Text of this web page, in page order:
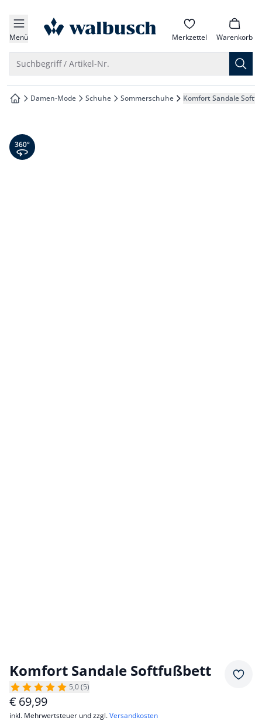
springen
springen
springen
springen
Menü zur Startseite Merkzettel Warenkorb
Suchbegriff / Artikel-Nr.
zur Startseite
Damen-Mode Schuhe Sommerschuhe Komfort Sandale
360° Ansicht
Komfort Sandale Softfußbett
5,0 (5)
€ 69,99
inkl. Mehrwertsteuer und zzgl.Versandkosten